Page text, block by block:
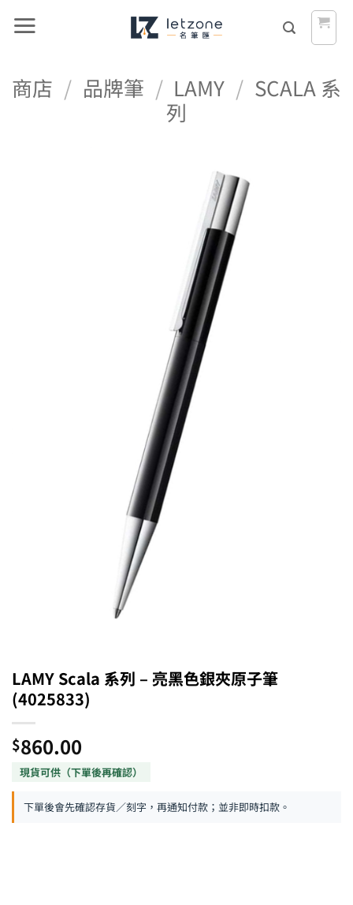
商店 / 品牌筆 / LAMY / SCALA 系
列
LAMY Scala 系列 – 亮黑色銀夾原子筆
(4025833)
$860.00
下單後會先確認存貨／刻字，再通知付款；並非即時扣款。